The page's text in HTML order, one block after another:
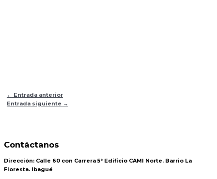
← Entrada anterior
Entrada siguiente →
Contáctanos
Dirección: Calle 60 con Carrera 5ª Edificio CAMI Norte. Barrio La
Floresta. Ibagué